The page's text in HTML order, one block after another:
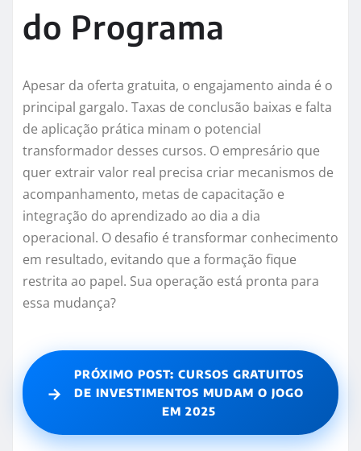
do Programa
Apesar da oferta gratuita, o engajamento ainda é o
principal gargalo. Taxas de conclusão baixas e falta
de aplicação prática minam o potencial
transformador desses cursos. O empresário que
quer extrair valor real precisa criar mecanismos de
acompanhamento, metas de capacitação e
integração do aprendizado ao dia a dia
operacional. O desafio é transformar conhecimento
em resultado, evitando que a formação fique
restrita ao papel. Sua operação está pronta para
essa mudança?
→
PRÓXIMO POST: CURSOS GRATUITOS
DE INVESTIMENTOS MUDAM O JOGO
EM 2025